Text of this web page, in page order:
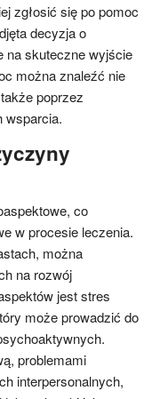
zgłosić się po pomoc
decyzja o
na skuteczne wyjście
można znaleźć nie
poprzez
wsparcia.
co
w procesie leczenia.
można
na rozwój
jest stres
może prowadzić do
problemami
interpersonalnych,